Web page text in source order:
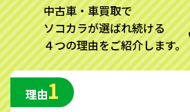
中古車・車買取で
ソコカラが選ばれ続ける
４つの理由をご紹介します。
理由1